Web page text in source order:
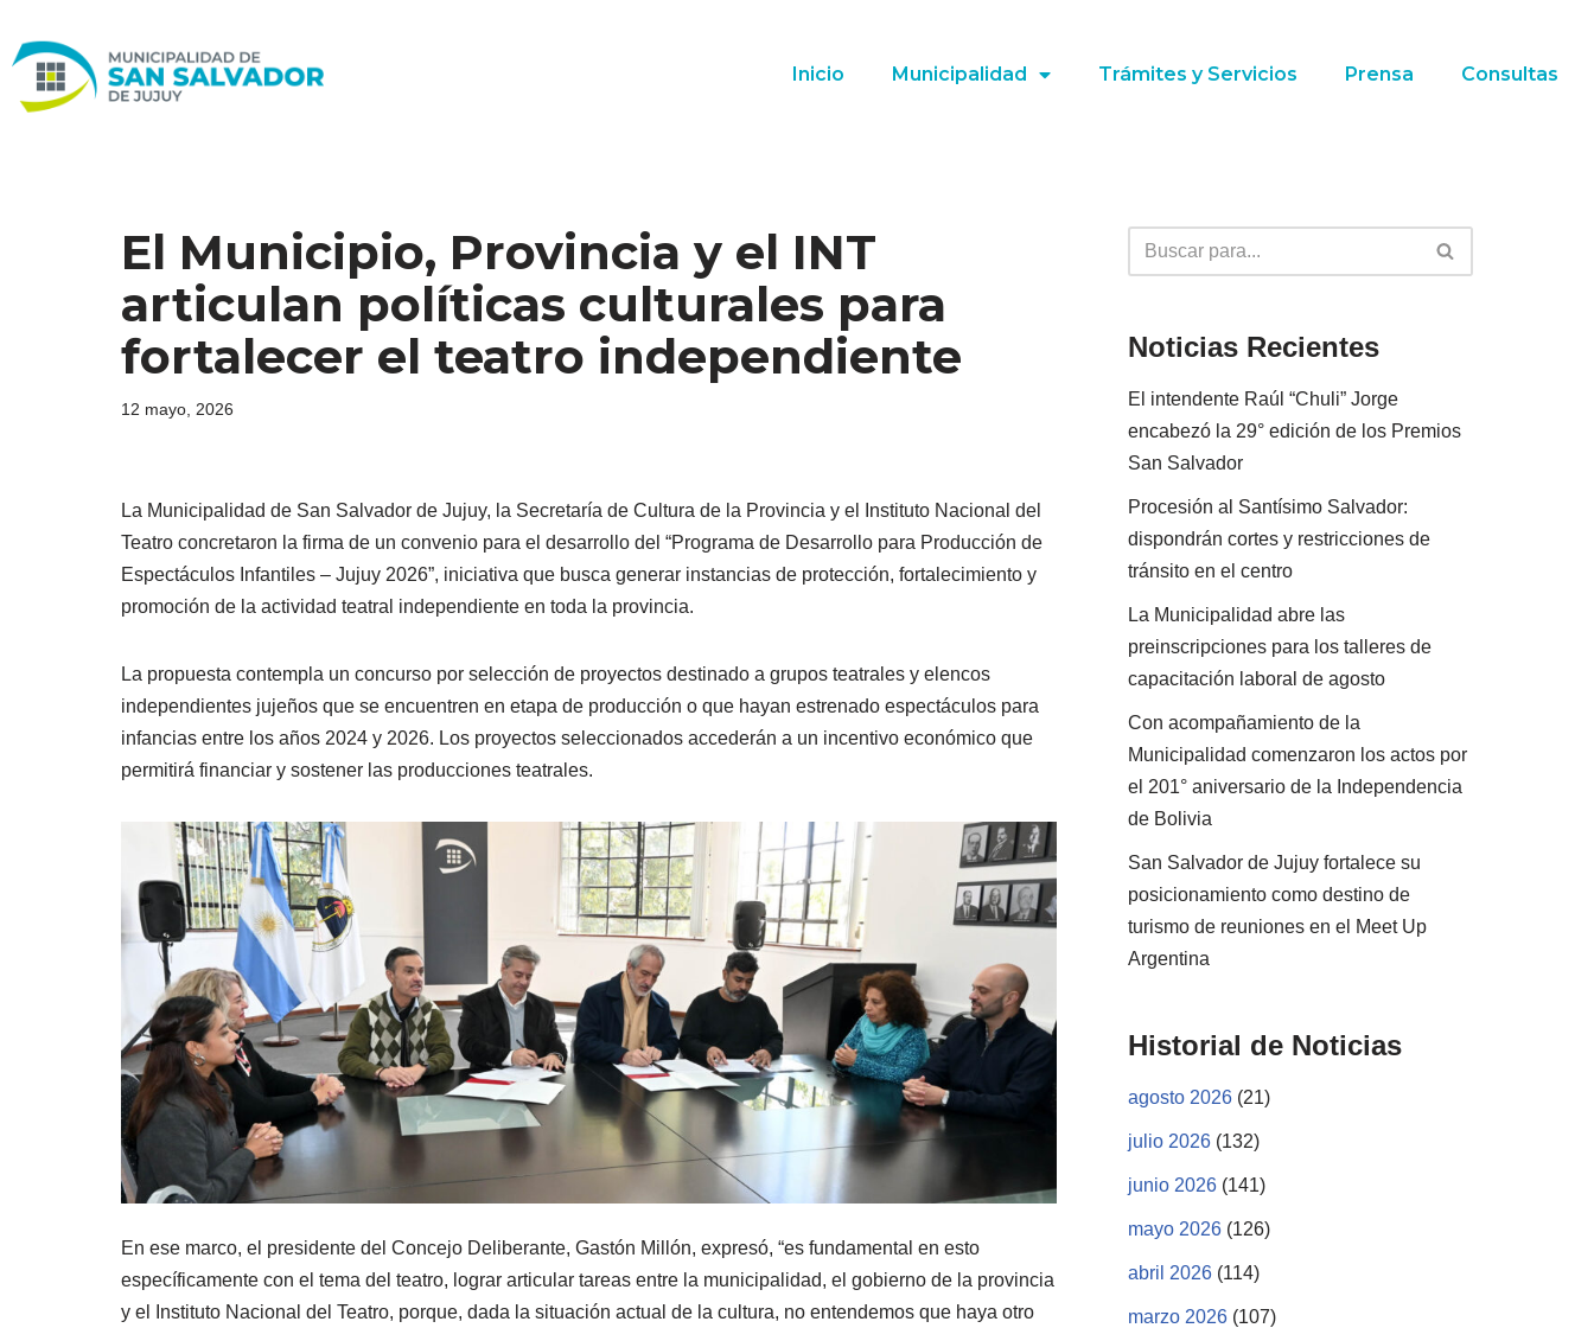
Ir
al
Inicio Municipalidad Trámites y Servicios Prensa Consultas
El Municipio, Provincia y el INT
articulan políticas culturales para
fortalecer el teatro independiente
12 mayo, 2026
La Municipalidad de San Salvador de Jujuy, la Secretaría de Cultura de la Provincia y el Instituto Nacional del
Teatro concretaron la firma de un convenio para el desarrollo del “Programa de Desarrollo para Producción de
Espectáculos Infantiles – Jujuy 2026”, iniciativa que busca generar instancias de protección, fortalecimiento y
promoción de la actividad teatral independiente en toda la provincia.
La propuesta contempla un concurso por selección de proyectos destinado a grupos teatrales y elencos
independientes jujeños que se encuentren en etapa de producción o que hayan estrenado espectáculos para
infancias entre los años 2024 y 2026. Los proyectos seleccionados accederán a un incentivo económico que
permitirá financiar y sostener las producciones teatrales.
En ese marco, el presidente del Concejo Deliberante, Gastón Millón, expresó, “es fundamental en esto
específicamente con el tema del teatro, lograr articular tareas entre la municipalidad, el gobierno de la provincia
y el Instituto Nacional del Teatro, porque, dada la situación actual de la cultura, no entendemos que haya otro
Noticias Recientes
El intendente Raúl “Chuli” Jorge
encabezó la 29° edición de los Premios
San Salvador
Procesión al Santísimo Salvador:
dispondrán cortes y restricciones de
tránsito en el centro
La Municipalidad abre las
preinscripciones para los talleres de
capacitación laboral de agosto
Con acompañamiento de la
Municipalidad comenzaron los actos por
el 201° aniversario de la Independencia
de Bolivia
San Salvador de Jujuy fortalece su
posicionamiento como destino de
turismo de reuniones en el Meet Up
Argentina
Historial de Noticias
agosto 2026 (21)
julio 2026 (132)
junio 2026 (141)
mayo 2026 (126)
abril 2026 (114)
marzo 2026 (107)